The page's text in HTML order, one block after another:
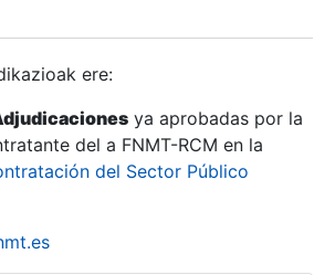
ere:
ya aprobadas por la
del a FNMT-RCM en la
del Sector Público